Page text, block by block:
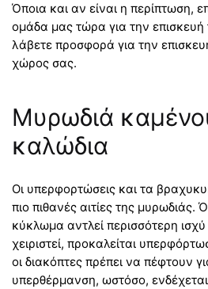
Όποια και αν είναι η περίπτωση,
ομάδα μας τώρα για την
λάβετε προσφορά για την
χώρος σας.
Μυρωδιά
καλώδια
Οι υπερφορτώσεις και τα
πιο πιθανές αιτίες της μυρωδιάς.
κύκλωμα αντλεί περισσότερη
χειριστεί, προκαλείται
οι διακόπτες πρέπει να πέφτουν
υπερθέρμανση, ωστόσο,